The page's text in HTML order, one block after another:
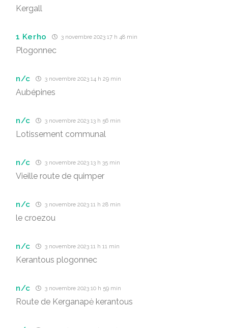
Kergall
1 Kerho 3 novembre 2023 17 h 48 min
Plogonnec
n/c 3 novembre 2023 14 h 29 min
Aubépines
n/c 3 novembre 2023 13 h 56 min
Lotissement communal
n/c 3 novembre 2023 13 h 35 min
Vieille route de quimper
n/c 3 novembre 2023 11 h 28 min
le croezou
n/c 3 novembre 2023 11 h 11 min
Kerantous plogonnec
n/c 3 novembre 2023 10 h 59 min
Route de Kerganapė kerantous